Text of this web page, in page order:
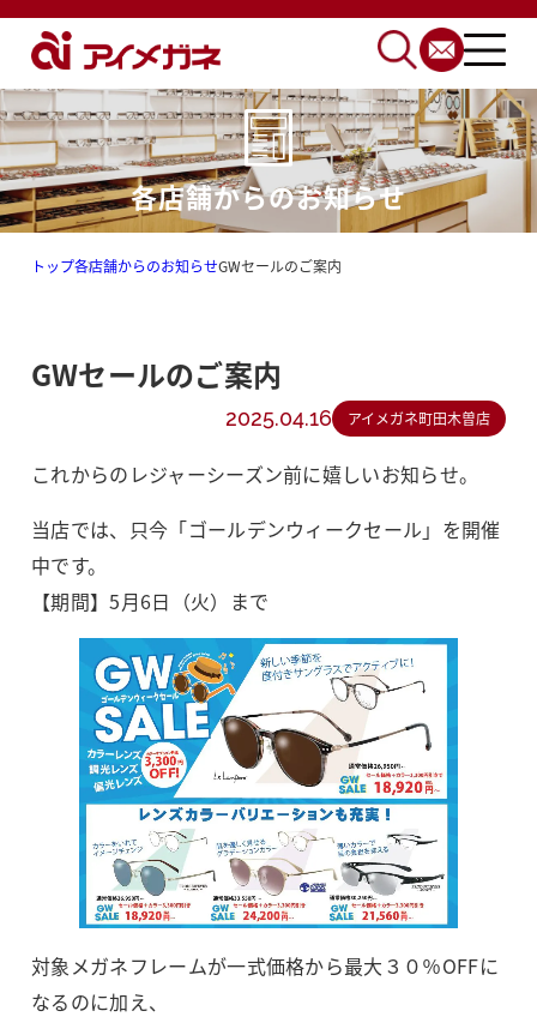
各店舗からのお知らせ
トップ各店舗からのお知らせGWセールのご案内
GWセールのご案内
2025.04.16 アイメガネ町田木曽店
これからのレジャーシーズン前に嬉しいお知らせ。
当店では、只今「ゴールデンウィークセール」を開催
中です。
【期間】5月6日（火）まで
対象メガネフレームが一式価格から最大３０％OFFに
なるのに加え、